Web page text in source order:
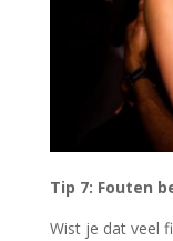
Tip 7: Fouten
Wist je dat veel